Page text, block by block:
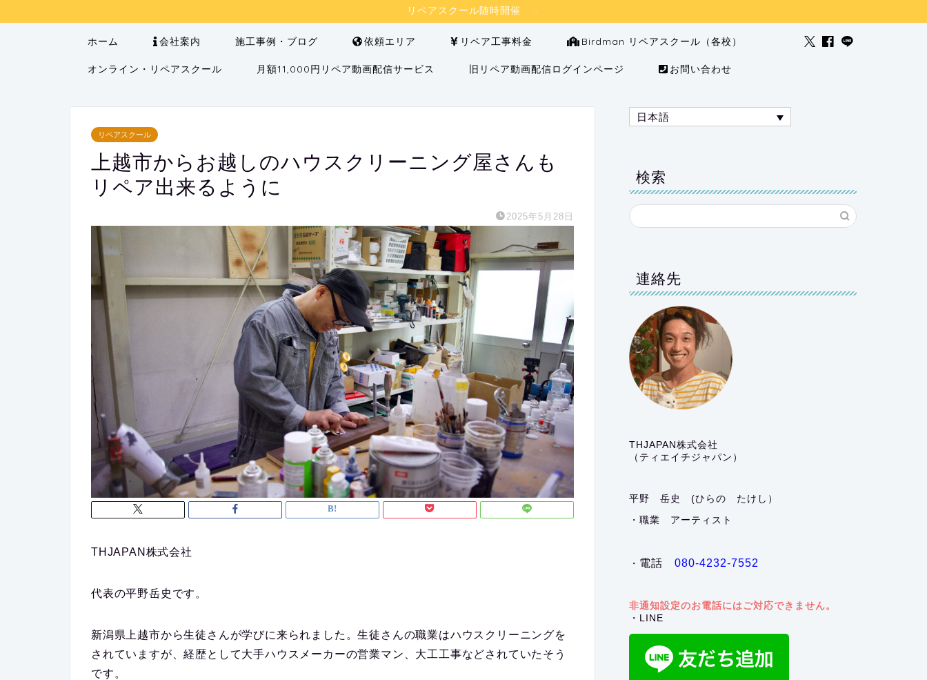
リペアスクール随時開催
ホーム 会社案内 施工事例・ブログ 依頼エリア リペア工事料金 Birdman リペアスクール（各校）
オンライン・リペアスクール 月額11,000円リペア動画配信サービス 旧リペア動画配信ログインページ お問い合わせ
リペアスクール
上越市からお越しのハウスクリーニング屋さんも
リペア出来るように
2025年5月28日
THJAPAN株式会社
代表の平野岳史です。
新潟県上越市から生徒さんが学びに来られました。生徒さんの職業はハウスクリーニングを
されていますが、経歴として大手ハウスメーカーの営業マン、大工工事などされていたそう
です。
日本語
検索
連絡先
THJAPAN株式会社
（ティエイチジャパン）
平野 岳史 (ひらの たけし）
・職業 アーティスト
・ 電話 080-4232-7552
非通知設定のお電話にはご対応できません。
・LINE